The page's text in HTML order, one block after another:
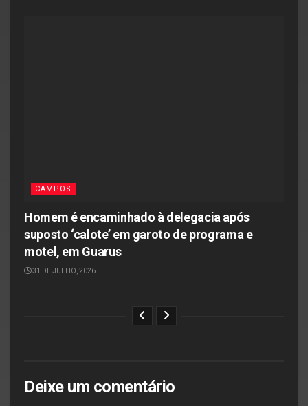
CAMPOS
Homem é encaminhado à delegacia após
suposto ‘calote’ em garoto de programa e
motel, em Guarus
31 DE JULHO, 2026
Deixe um comentário